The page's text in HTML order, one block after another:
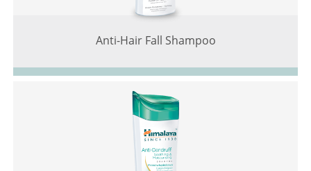
Anti-Hair Fall Shampoo